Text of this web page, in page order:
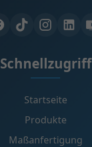
Schnellzugriff
Startseite
Produkte
Maßanfertigung